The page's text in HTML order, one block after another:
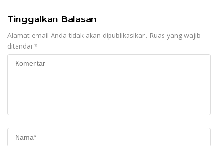
Tinggalkan Balasan
Alamat email Anda tidak akan dipublikasikan. Ruas yang wajib
ditandai *